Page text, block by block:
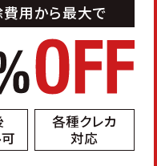
用から最大で
各種クレカ
対応